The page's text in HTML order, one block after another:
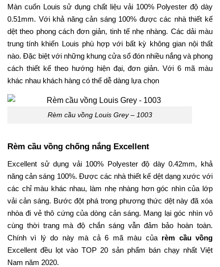
Màn cuốn Louis sử dụng chất liệu vải 100% Polyester độ dày
0.51mm. Với khả năng cản sáng 100% được các nhà thiết kế
dệt theo phong cách đơn giản, tinh tế nhẹ nhàng. Các dải màu
trung tính khiến Louis phù hợp với bất kỳ không gian nội thất
nào. Đặc biệt với những khung cửa sổ đón nhiều nắng và phong
cách thiết kế theo hướng hiện đại, đơn giản. Với 6 mã màu
khác nhau khách hàng có thể dễ dàng lựa chọn
Rèm cầu vồng Louis Grey – 1003
Rèm cầu vồng chống nắng Excellent
Excellent sử dụng vải 100% Polyester độ dày 0.42mm, khả
năng cản sáng 100%. Được các nhà thiết kế dệt dạng xước với
các chỉ màu khác nhau, làm nhẹ nhàng hơn góc nhìn của lớp
vải cản sáng. Bước đột phá trong phương thức dệt này đã xóa
nhòa đi vẻ thô cứng của dòng cản sáng. Mang lại góc nhìn vô
cùng thời trang mà độ chắn sáng vẫn đảm bảo hoàn toàn.
Chính vì lý do này mà cả 6 mã màu của rèm cầu vồng
Excellent đều lọt vào TOP 20 sản phẩm bán chạy nhất Việt
Nam năm 2020.